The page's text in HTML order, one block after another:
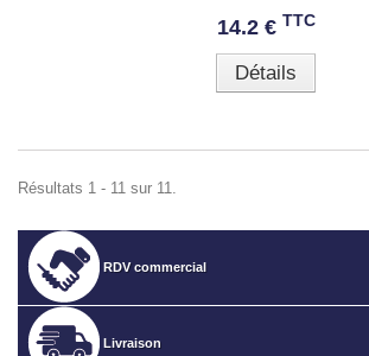
14.2 € TTC
Détails
Résultats 1 - 11 sur 11.
RDV commercial
Livraison